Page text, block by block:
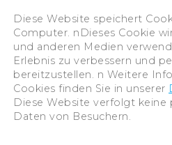
©Hiroshima
Hiroshima Prefecture
All rights
Diese Website speichert
Computer. nDieses Cookie
und anderen Medien
Erlebnis zu verbessern und
bereitzustellen. n Weitere
Cookies finden Sie in unserer
Diese Website verfolgt keine
Daten von Besuchern.